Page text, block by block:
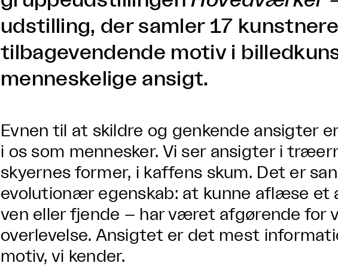
udstilling, der samler 17
tilbagevendende motiv i
menneskelige ansigt.
Evnen til at skildre og genkende ansigter
i os som mennesker. Vi ser ansigter i
skyernes former, i kaffens skum. Det er
evolutionær egenskab: at kunne aflæse et
ven eller fjende – har været afgørende for
overlevelse. Ansigtet er det mest
motiv, vi kender.